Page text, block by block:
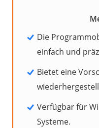
Die
einfach und
Bietet eine
Verfügbar für
Systeme.